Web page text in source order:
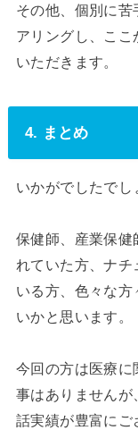
その他、個別に苦
アリングし、こ
いただきます。
4. まとめ
いかがでしたでし
保健師、産業保
れていた方、ナ
いる方、色々な
いかと思います。
今回の方は医療に
事はありませんが
話実績が豊富にご